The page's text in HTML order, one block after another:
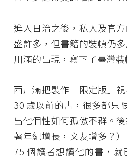
進入日治之後，私人及官
盛許多，但書籍的裝幀仍
川滿的出現，寫下了臺灣裝
西川滿把製作「限定版」
30 歲以前的書，很多都只
出他個性如何孤傲不群。
著年紀增長，文友增多？
75 個讀者想讀他的書，